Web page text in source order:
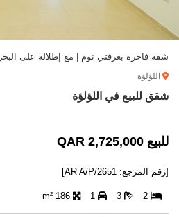
شقة فاخرة بغرفتي نوم | مع إطلالة على البحر
اللؤلؤة
شقق للبيع في اللؤلؤة
للبيع 2,725,000 QAR
[رقم المرجع: AR A/P/2651]
2
3
1
186 m²